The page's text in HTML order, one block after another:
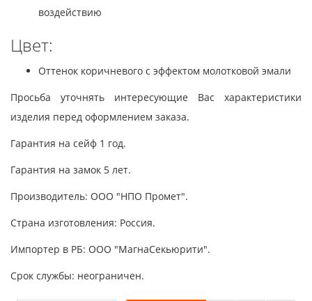
воздействию
Цвет:
Оттенок коричневого с эффектом молотковой эмали
Просьба уточнять интересующие Вас характеристики
изделия перед оформлением заказа.
Гарантия на сейф 1 год.
Гарантия на замок 5 лет.
Производитель: ООО "НПО Промет".
Страна изготовления: Россия.
Импортер в РБ: ООО "МагнаСекьюрити".
Срок службы: неограничен.